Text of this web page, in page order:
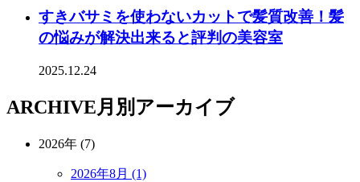
すきバサミを使わないカットで髪質改善！髪
の悩みが解決出来ると評判の美容室
2025.12.24
ARCHIVE月別アーカイブ
2026年 (7)
2026年8月 (1)